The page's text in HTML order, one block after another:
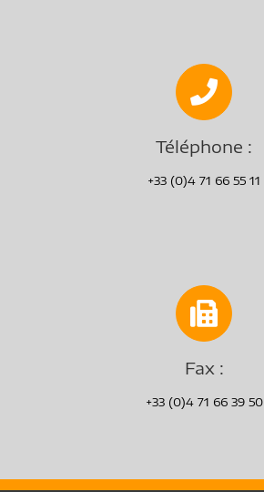
Téléphone :
+33 (0)4 71 66 55 11
Fax :
+33 (0)4 71 66 39 50